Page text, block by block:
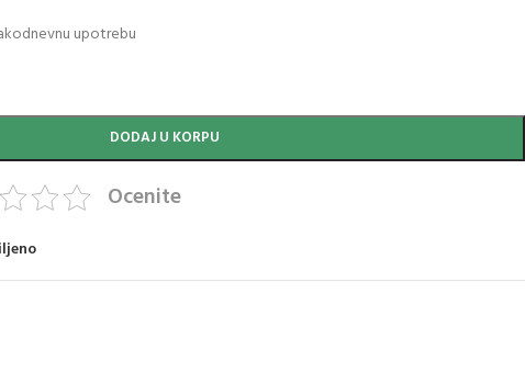
upotrebu
DODAJ U KORPU
Ocenite